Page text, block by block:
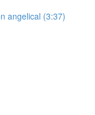
angelical (3:37)